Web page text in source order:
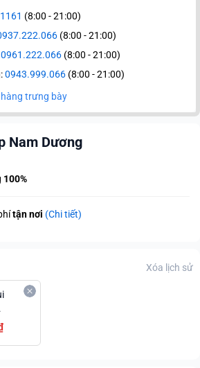
(8:00 - 21:00)
(8:00 - 21:00)
0961.222.066 (8:00 - 21:00)
0943.999.066 (8:00 - 21:00)
trưng bày
Nam Dương
100%
tận nơi (Chi tiết)
Xóa lịch sử